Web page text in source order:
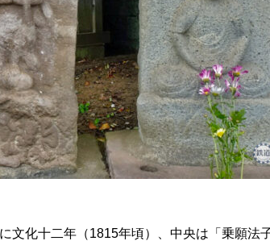
文化十二年（1815年頃）、中央は「乗願法